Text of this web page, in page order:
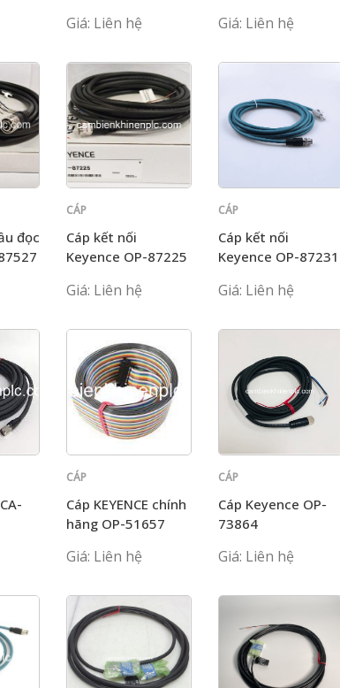
Giá: Liên hệ Giá: Liên hệ
đọc
CÁP
Cáp kết nối
Keyence OP-87225
Giá: Liên hệ
CÁP
Cáp kết nối
Keyence OP-87231
Giá: Liên hệ
CÁP
Cáp KEYENCE chính
hãng OP-51657
Giá: Liên hệ
CÁP
Cáp Keyence OP-
73864
Giá: Liên hệ